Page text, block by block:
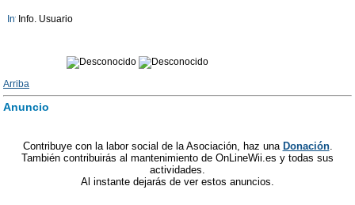
Info. Usuario
Arriba
Anuncio
Contribuye con la labor social de la Asociación, haz una Donación.
También contribuirás al mantenimiento de OnLineWii.es y todas sus
actividades.
Al instante dejarás de ver estos anuncios.